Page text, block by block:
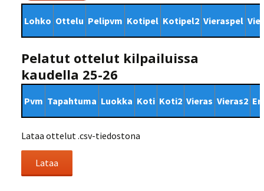
Lohko Ottelu Pelipvm Kotipel Kotipel2 Vieraspel
Pelatut ottelut kilpailuissa
kaudella 25-26
Pvm Tapahtuma Luokka Koti Koti2 Vieras Vieras2
Lataa ottelut .csv-tiedostona